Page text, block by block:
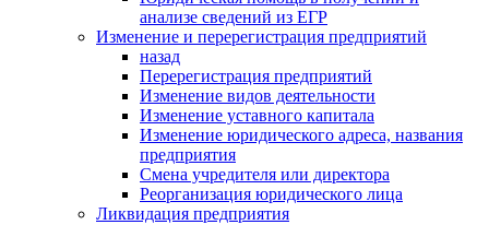
анализе сведений из ЕГР
Изменение и перерегистрация предприятий
назад
Перерегистрация предприятий
Изменение видов деятельности
Изменение уставного капитала
Изменение юридического адреса, названия
предприятия
Смена учредителя или директора
Реорганизация юридического лица
Ликвидация предприятия